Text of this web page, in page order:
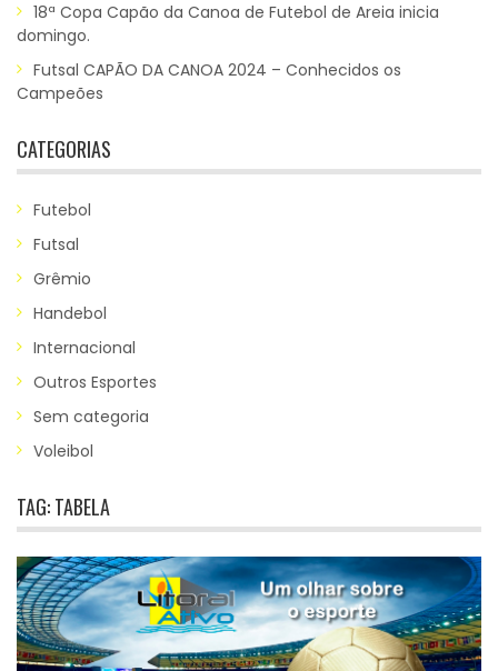
18ª Copa Capão da Canoa de Futebol de Areia inicia
domingo.
Futsal CAPÃO DA CANOA 2024 – Conhecidos os
Campeões
CATEGORIAS
Futebol
Futsal
Grêmio
Handebol
Internacional
Outros Esportes
Sem categoria
Voleibol
TAG:TABELA